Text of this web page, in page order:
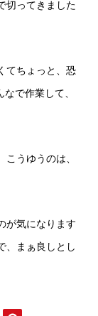
切ってきました
てちょっと、恐
で作業して、
うゆうのは、
が気になります
、まぁ良しとし